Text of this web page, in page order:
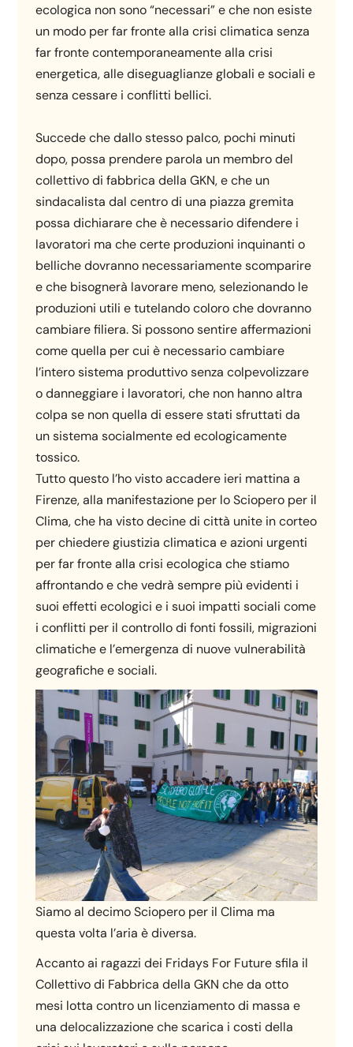
ecologica non sono “necessari” e che non esiste
un modo per far fronte alla crisi climatica senza
far fronte contemporaneamente alla crisi
energetica, alle diseguaglianze globali e sociali e
senza cessare i conflitti bellici.
Succede che dallo stesso palco, pochi minuti
dopo, possa prendere parola un membro del
collettivo di fabbrica della GKN, e che un
sindacalista dal centro di una piazza gremita
possa dichiarare che è necessario difendere i
lavoratori ma che certe produzioni inquinanti o
belliche dovranno necessariamente scomparire
e che bisognerà lavorare meno, selezionando le
produzioni utili e tutelando coloro che dovranno
cambiare filiera. Si possono sentire affermazioni
come quella per cui è necessario cambiare
l’intero sistema produttivo senza colpevolizzare
o danneggiare i lavoratori, che non hanno altra
colpa se non quella di essere stati sfruttati da
un sistema socialmente ed ecologicamente
tossico.
Tutto questo l’ho visto accadere ieri mattina a
Firenze, alla manifestazione per lo Sciopero per il
Clima, che ha visto decine di città unite in corteo
per chiedere giustizia climatica e azioni urgenti
per far fronte alla crisi ecologica che stiamo
affrontando e che vedrà sempre più evidenti i
suoi effetti ecologici e i suoi impatti sociali come
i conflitti per il controllo di fonti fossili, migrazioni
climatiche e l’emergenza di nuove vulnerabilità
geografiche e sociali.
Siamo al decimo Sciopero per il Clima ma
questa volta l’aria è diversa.
Accanto ai ragazzi dei Fridays For Future sfila il
Collettivo di Fabbrica della GKN che da otto
mesi lotta contro un licenziamento di massa e
una delocalizzazione che scarica i costi della